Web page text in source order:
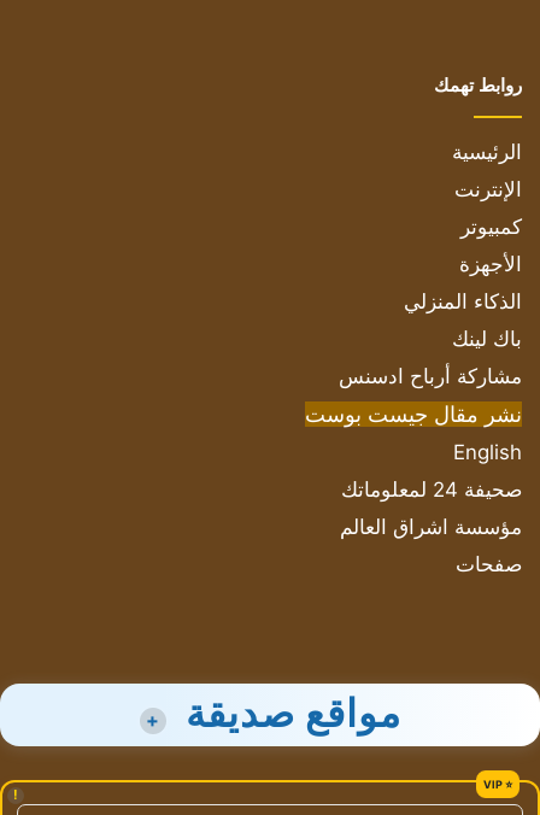
روابط تهمك
الرئيسية
الإنترنت
كمبيوتر
الأجهزة
الذكاء المنزلي
باك لينك
مشاركة أرباح ادسنس
نشر مقال جيست بوست
English
صحيفة 24 لمعلوماتك
مؤسسة اشراق العالم
صفحات
مواقع صديقة +
!